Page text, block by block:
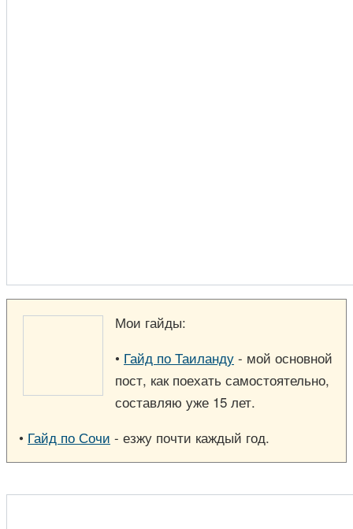
Мои гайды:
• Гайд по Таиланду - мой основной
пост, как поехать самостоятельно,
составляю уже 15 лет.
• Гайд по Сочи - езжу почти каждый год.